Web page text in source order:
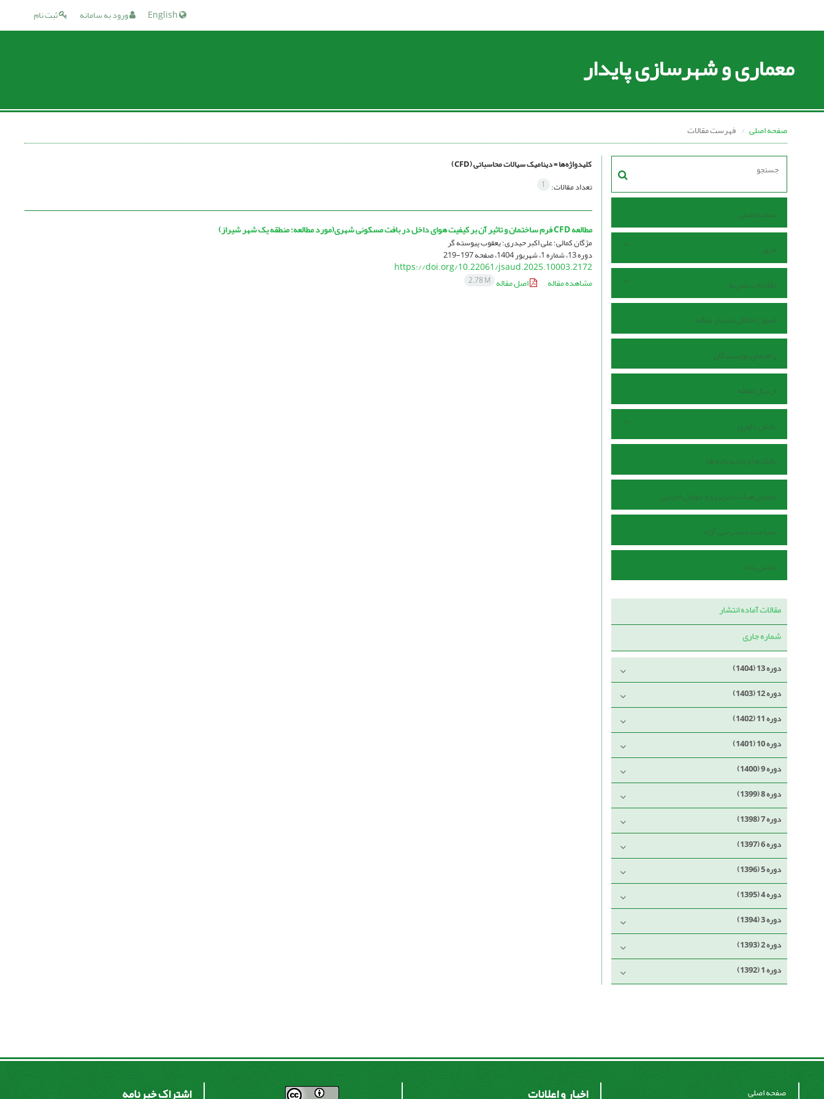
ثبت نام ورود به سامانه
معماری و شهرسازی پایدار
صفحه اصلی فهرست مقالات
صفحه اصلی
مرور
اطلاعات نشریه
اصول اخلاقی انتشار مقاله
راهنمای نویسندگان
ارسال مقاله
بخش داوری
بانک ها و نمایه نامه ها
اعضای هیأت تحریریه و عوامل اجرایی
سیاست دسترسی آزاد
تماس با ما
مقالات آماده انتشار
شماره جاری
دوره 13 (1404)
دوره 12 (1403)
دوره 11 (1402)
دوره 10 (1401)
دوره 9 (1400)
دوره 8 (1399)
دوره 7 (1398)
دوره 6 (1397)
دوره 5 (1396)
دوره 4 (1395)
دوره 3 (1394)
دوره 2 (1393)
دوره 1 (1392)
کلیدواژه‌ها =دینامیک سیالات محاسباتی (CFD)
تعداد مقالات: 1
مطالعه CFD فرم ساختمان و تاثیر آن بر کیفیت هوای داخل در بافت مسکونی شهری(مورد مطالعه: منطقه یک شهر شیراز)
مژگان کمالی؛ علی اکبر حیدری؛ یعقوب پیوسته گر
دوره 13، شماره 1، شهریور 1404، صفحه 197-219
https://doi.org/10.22061/jsaud.2025.10003.2172
مشاهده مقاله
اصل مقاله 2.78 M
صفحه اصلی
اخبار و اعلانات اشتراک خبرنامه